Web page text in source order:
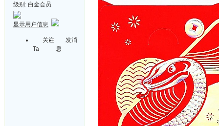
级别: 白金会员
显示用户信息
关注
Ta
发消
息